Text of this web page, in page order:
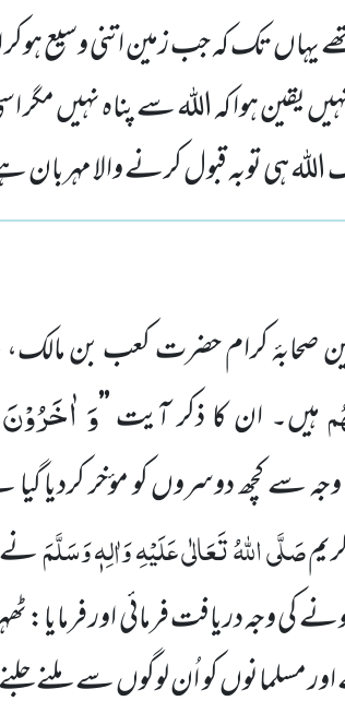
یہاں تک کہ جب زمین اتنی وسیع
یقین ہوا کہ اللہ سے پناہ نہیں
ہی توبہ قبول کرنے والا
صحابۂ کرام حضرت کعب بن مالک،
مہیں۔ ان کا ذکر آیت’’وَ
سے کچھ دوسروں کو مؤخر کردیا
صَلَّی اللہُ تَعَالٰی عَلَیْہِ وَاٰلِہٖ وَسَلَّمَ
کی وجہ دریافت فرمائی اور فرمایا:
اور مسلمانوں کو اُن لوگوں سے ملنے